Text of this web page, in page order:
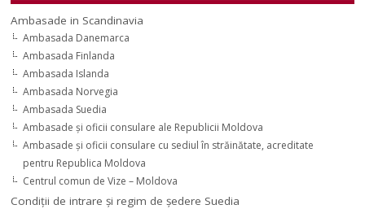
Ambasade in Scandinavia
Ambasada Danemarca
Ambasada Finlanda
Ambasada Islanda
Ambasada Norvegia
Ambasada Suedia
Ambasade şi oficii consulare ale Republicii Moldova
Ambasade şi oficii consulare cu sediul în străinătate, acreditate
pentru Republica Moldova
Centrul comun de Vize – Moldova
Condiţii de intrare şi regim de şedere Suedia